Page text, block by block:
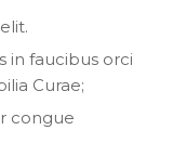
in faucibus orci
Curae;
congue